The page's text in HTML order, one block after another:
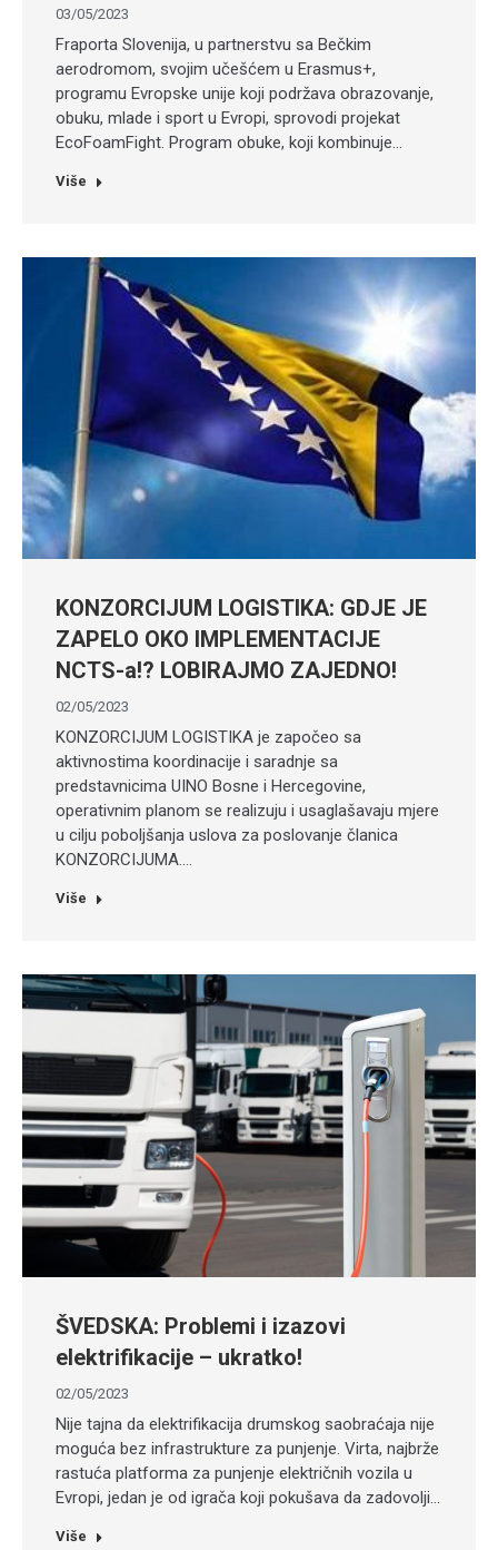
03/05/2023
Fraporta Slovenija, u partnerstvu sa Bečkim
aerodromom, svojim učešćem u Erasmus+,
programu Evropske unije koji podržava obrazovanje,
obuku, mlade i sport u Evropi, sprovodi projekat
EcoFoamFight. Program obuke, koji kombinuje…
Više
KONZORCIJUM LOGISTIKA: GDJE JE
ZAPELO OKO IMPLEMENTACIJE
NCTS-a!? LOBIRAJMO ZAJEDNO!
02/05/2023
KONZORCIJUM LOGISTIKA je započeo sa
aktivnostima koordinacije i saradnje sa
predstavnicima UINO Bosne i Hercegovine,
operativnim planom se realizuju i usaglašavaju mjere
u cilju poboljšanja uslova za poslovanje članica
KONZORCIJUMA.…
Više
ŠVEDSKA: Problemi i izazovi
elektrifikacije – ukratko!
02/05/2023
Nije tajna da elektrifikacija drumskog saobraćaja nije
moguća bez infrastrukture za punjenje. Virta, najbrže
rastuća platforma za punjenje električnih vozila u
Evropi, jedan je od igrača koji pokušava da zadovolji…
Više